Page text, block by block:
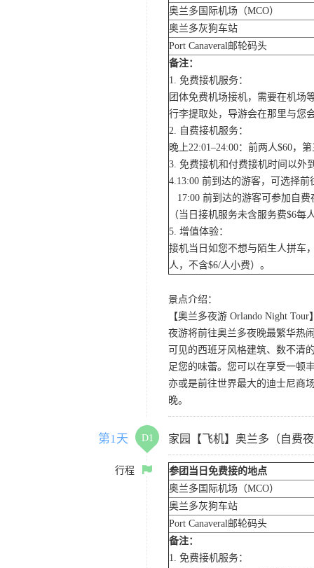
奥兰多国际机场（MCO）
奥兰多灰狗车站
Port Canaveral邮轮码头
备注：
1. 免费接机服务：
团体免费机场接机，需要在机场
行李提取处，导游会在那里与您
2. 自费接机服务：
晚上22:01–24:00：前两人$60，
3. 免费接机和付费接机时间以外
4.13:00 前到达的游客，可选择
17:00 前到达的游客可参加自
（当日接机服务未含服务费$6每
5. 增值体验：
接机当日如您不想与陌生人拼车
人，不含$6/人小费）。
景点介绍：
【奥兰多夜游 Orlando Night Tour
夜游将前往奥兰多夜晚最繁华热
可见的西班牙风格建筑、数不清
足您的味蕾。您可以在享受一顿
亦或是前往世界最大的迪士尼商
晚。
第1天 D1 家园【飞机】奥兰多（自费
行程
参团当日免费接的地点
奥兰多国际机场（MCO）
奥兰多灰狗车站
Port Canaveral邮轮码头
备注：
1. 免费接机服务：